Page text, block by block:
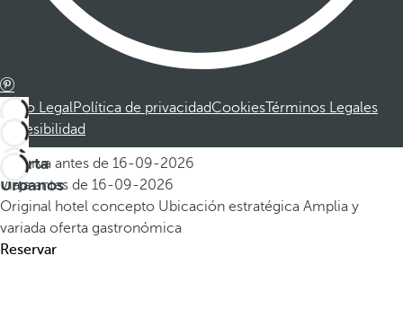
Aviso LegalPolítica de privacidadCookiesTérminos Legales
Accesibilidad
Oferta
Urbanos
Reserva antes de 16-09-2026
Viaja antes de 16-09-2026
Original hotel concepto Ubicación estratégica Amplia y
variada oferta gastronómica
Reservar